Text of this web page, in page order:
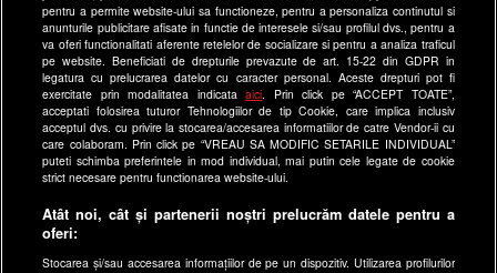
antenastars.ro
as.ro
catine.ro
chefi.ro
deparinti.ro
medicool.ro
spynews.ro
useit.ro
pentru a permite website-ului sa functioneze, pentru a personaliza continutul si
anunturile publicitare afisate in functie de interesele si/sau profilul dvs., pentru a
va oferi functionalitati aferente retelelor de socializare si pentru a analiza traficul
pe website. Beneficiati de drepturile prevazute de art. 15-22 din GDPR in
legatura cu prelucrarea datelor cu caracter personal. Aceste drepturi pot fi
exercitate prin modalitatea indicataaici . Prin click pe “ACCEPT TOATE”,
acceptati folosirea tuturor Tehnologiilor de tip Cookie, care implica inclusiv
acceptul dvs. cu privire la stocarea/accesarea informatiilor de catre Vendor-ii cu
care colaboram. Prin click pe “VREAU SA MODIFIC SETARILE INDIVIDUAL”
puteti schimba preferintele in mod individual, mai putin cele legate de cookie
strict necesare pentru functionarea website-ului.
Atât noi, cât și partenerii noștri prelucrăm datele pentru a
oferi:
Stocarea și/sau accesarea informațiilor de pe un dispozitiv. Utilizarea profilurilor